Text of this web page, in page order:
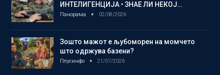
ИНТЕЛИГЕНЦИЈА • ЗНАЕ ЛИ НЕКОЈ…
Панорама 02/08/2026
Зошто мажот е љубоморен на момчето
што одржува базени?
Плусинфо 21/07/2026